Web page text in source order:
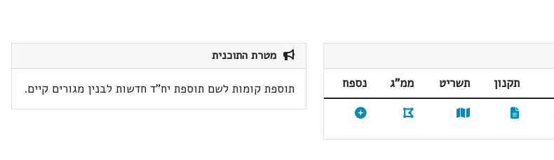
תקנון תשריט ממ"ג
נספח
מטרת התוכנית
תוספת קומות לשם תוספת יח"ד חדשות לבנין מגורים קיים.